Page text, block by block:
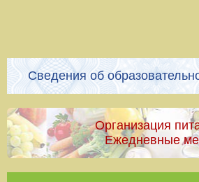
Сведения об
Организация
Ежедневные